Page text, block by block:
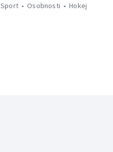
Sport
Osobnosti Hokej